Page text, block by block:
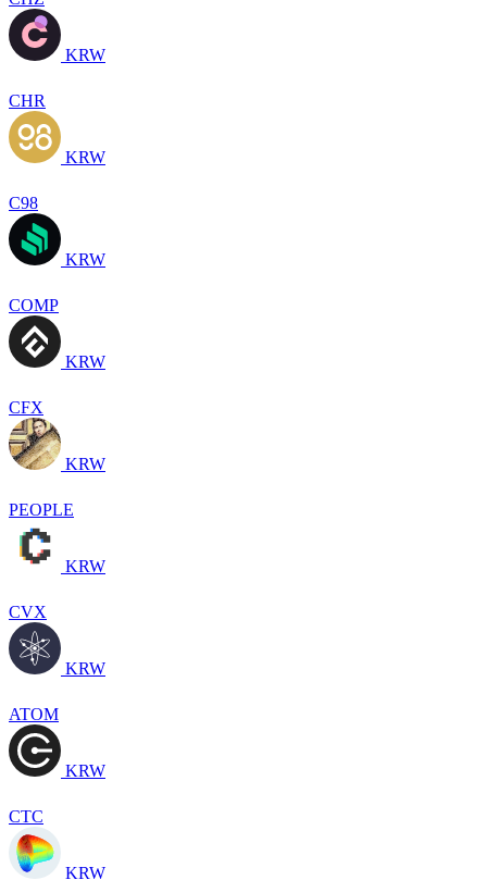
KRW
CHR
KRW
C98
KRW
COMP
KRW
CFX
KRW
PEOPLE
KRW
CVX
KRW
ATOM
KRW
CTC
KRW